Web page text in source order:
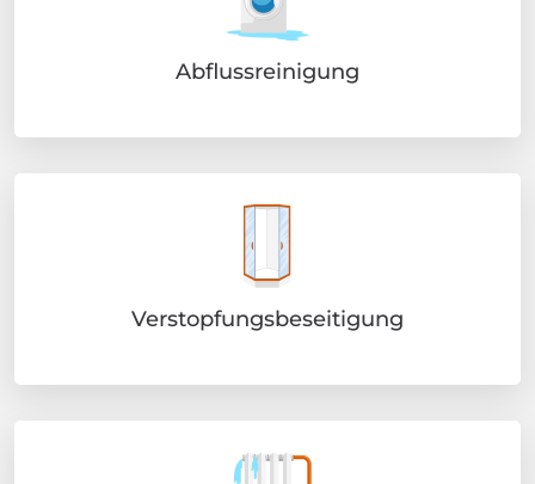
Abflussreinigung
Verstopfungsbeseitigung